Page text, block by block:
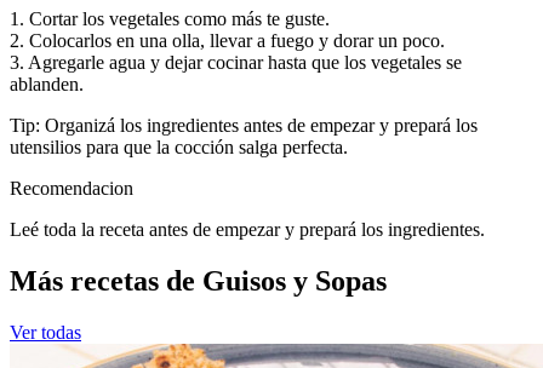
1. Cortar los vegetales como más te guste.
2. Colocarlos en una olla, llevar a fuego y dorar un poco.
3. Agregarle agua y dejar cocinar hasta que los vegetales se
ablanden.
Tip: Organizá los ingredientes antes de empezar y prepará los
utensilios para que la cocción salga perfecta.
Recomendacion
Leé toda la receta antes de empezar y prepará los ingredientes.
Más recetas de Guisos y Sopas
Ver todas